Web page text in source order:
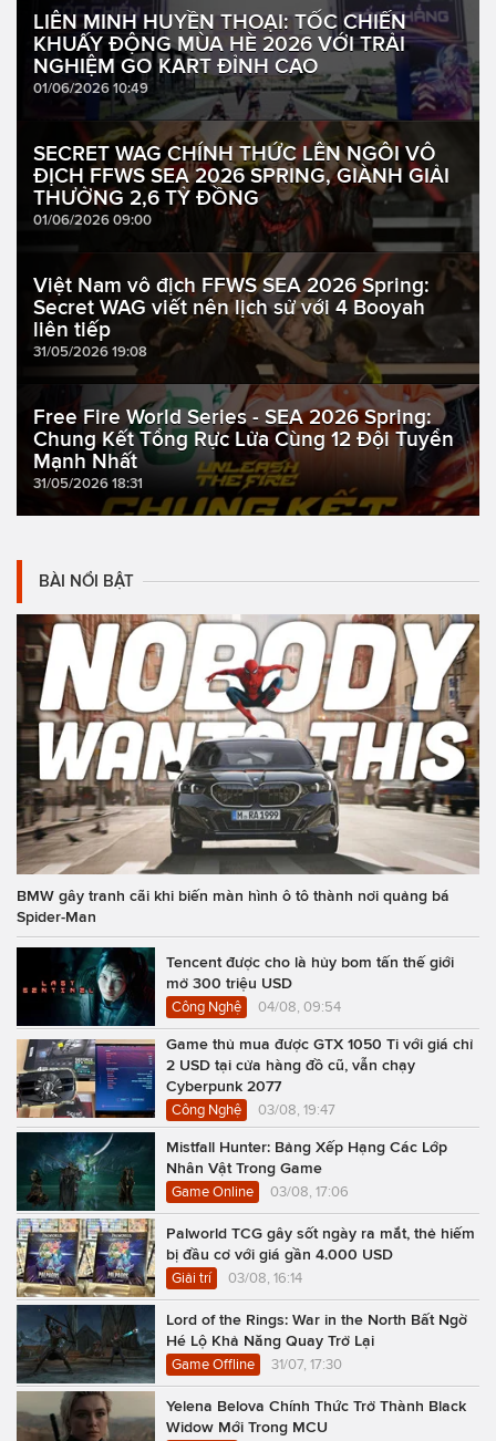
LIÊN MINH HUYỀN THOẠI: TỐC CHIẾN
KHUẤY ĐỘNG MÙA HÈ 2026 VỚI TRẢI
NGHIỆM GO KART ĐỈNH CAO
01/06/2026 10:49
SECRET WAG CHÍNH THỨC LÊN NGÔI VÔ
ĐỊCH FFWS SEA 2026 SPRING, GIÀNH GIẢI
THƯỞNG 2,6 TỶ ĐỒNG
01/06/2026 09:00
Việt Nam vô địch FFWS SEA 2026 Spring:
Secret WAG viết nên lịch sử với 4 Booyah
liên tiếp
31/05/2026 19:08
Free Fire World Series - SEA 2026 Spring:
Chung Kết Tổng Rực Lửa Cùng 12 Đội Tuyển
Mạnh Nhất
31/05/2026 18:31
BÀI NỔI BẬT
BMW gây tranh cãi khi biến màn hình ô tô thành nơi quảng bá
Spider-Man
Tencent được cho là hủy bom tấn thế giới
mở 300 triệu USD
Công Nghệ 04/08, 09:54
Game thủ mua được GTX 1050 Ti với giá chỉ
2 USD tại cửa hàng đồ cũ, vẫn chạy
Cyberpunk 2077
Công Nghệ 03/08, 19:47
Mistfall Hunter: Bảng Xếp Hạng Các Lớp
Nhân Vật Trong Game
Game Online 03/08, 17:06
Palworld TCG gây sốt ngày ra mắt, thẻ hiếm
bị đầu cơ với giá gần 4.000 USD
Giải trí 03/08, 16:14
Lord of the Rings: War in the North Bất Ngờ
Hé Lộ Khả Năng Quay Trở Lại
Game Offline 31/07, 17:30
Yelena Belova Chính Thức Trở Thành Black
Widow Mới Trong MCU